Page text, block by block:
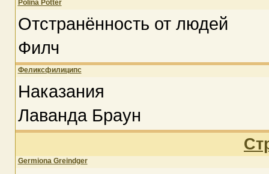
Polina Potter
Отстранённость от людей
Филч
Феликсфилиципс
Наказания
Лаванда Браун
Germiona Greindger